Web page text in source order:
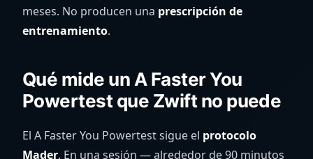
meses. No producen una prescripción de
entrenamiento.
Qué mide un A Faster You
Powertest que Zwift no puede
El A Faster You Powertest sigue el protocolo
Mader. En una sesión — alrededor de 90 minutos